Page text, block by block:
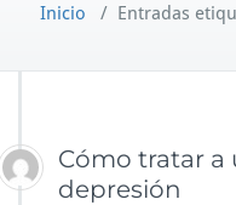
Inicio / Entradas
Cómo tratar a
depresión